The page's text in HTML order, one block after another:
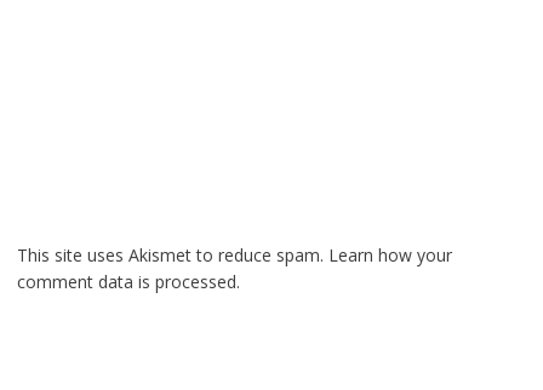
This site uses Akismet to reduce spam. Learn how your
comment data is processed.